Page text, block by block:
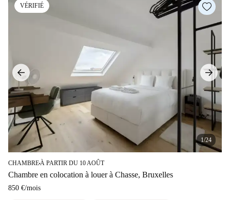
VÉRIFIÉ
1/24
CHAMBRE■À PARTIR DU 10 AOÛT
Chambre en colocation à louer à Chasse, Bruxelles
850 €/mois